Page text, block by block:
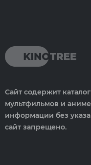
Сайт содержит
мультфильмов и
информации без
сайт запрещено.